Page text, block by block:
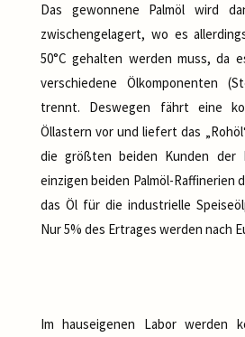
Das gewonnene Palmöl wird
zwischengelagert, wo es
50°C gehalten werden muss, da
verschiedene Ölkomponenten
trennt. Deswegen fährt eine
Öllastern vor und liefert das
die größten beiden Kunden der
einzigen beiden Palmöl-Raffinerien
das Öl für die industrielle
Nur 5% des Ertrages werden nach
Im hauseigenen Labor werden